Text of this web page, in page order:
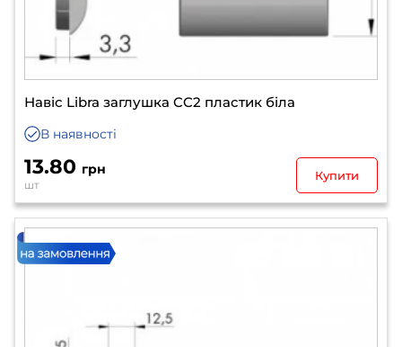
Навіс Libra заглушка CC2 пластик біла
В наявності
13.80 грн
шт
Купити